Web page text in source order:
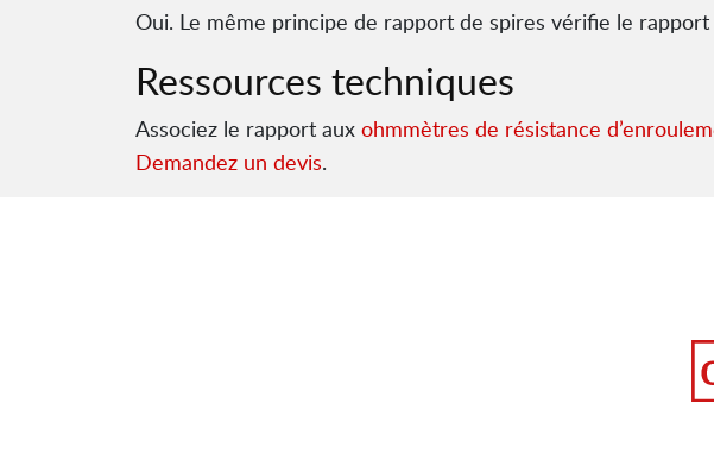
Oui. Le même principe de rapport de spires vérifie le
Ressources techniques
Associez le rapport aux ohmmètres de résistance
Demandez un devis.